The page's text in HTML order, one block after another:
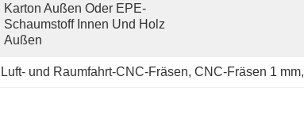
Karton Außen Oder EPE-
Schaumstoff Innen Und Holz
Außen
Luft- und Raumfahrt-CNC-Fräsen, CNC-Fräsen 1 mm,